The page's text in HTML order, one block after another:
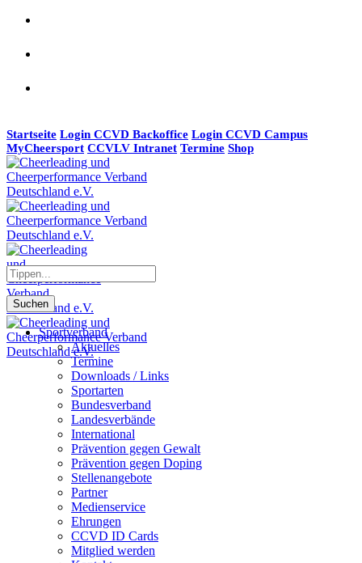
Startseite Login CCVD Backoffice Login CCVD Campus
MyCheersport CCVLV Intranet Termine Shop
Suchen
Sportverband
Aktuelles
Termine
Downloads / Links
Sportarten
Bundesverband
Landesverbände
International
Prävention gegen Gewalt
Prävention gegen Doping
Stellenangebote
Partner
Medienservice
Ehrungen
CCVD ID Cards
Mitglied werden